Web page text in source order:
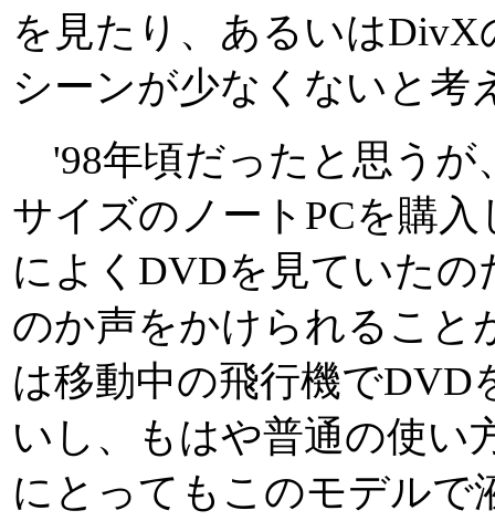
を見たり、あるいは
シーンが少なくないと考
'98年頃だったと思うが
サイズのノートPCを購
によくDVDを見ていた
のか声をかけられること
は移動中の飛行機でDVD
いし、もはや普通の使い
にとってもこのモデルで